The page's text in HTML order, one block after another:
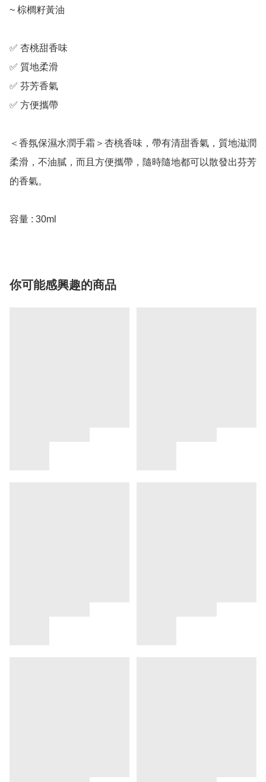
~ 棕櫚籽黃油
✅ 杏桃甜香味
✅ 質地柔滑
✅ 芬芳香氣
✅ 方便攜帶
＜香氛保濕水潤手霜＞杏桃香味，帶有清甜香氣，質地滋潤
柔滑，不油膩，而且方便攜帶，隨時隨地都可以散發出芬芳
的香氣。
你可能感興趣的商品